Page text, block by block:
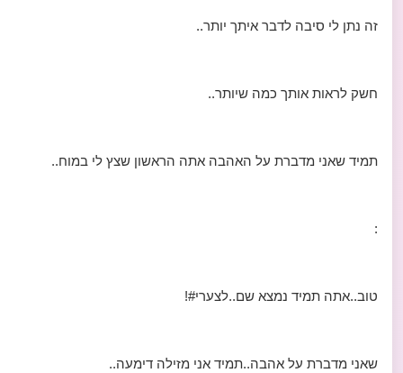
זה נתן לי סיבה לדבר איתך יותר..
חשק לראות אותך כמה שיותר..
תמיד שאני מדברת על האהבה אתה הראשון שצץ לי במוח..
:
טוב..אתה תמיד נמצא שם..לצערי#!
שאני מדברת על אהבה..תמיד אני מזילה דימעה..